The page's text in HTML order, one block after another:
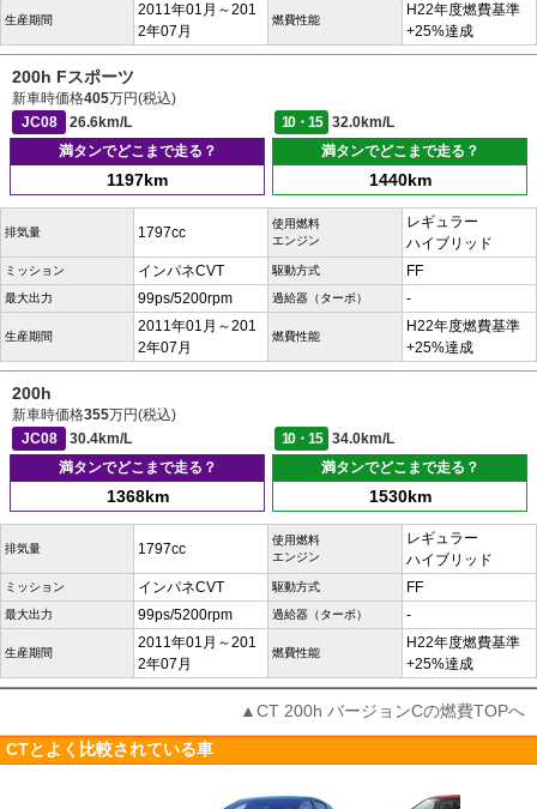
生産期間
2011年01月～201
2年07月
燃費性能
H22年度燃費基準
+25%達成
200h Fスポーツ
新車時価格405万円(税込)
JC08
26.6km/L 10・15
32.0km/L
満タンでどこまで走る？
1197km
満タンでどこまで走る？
1440km
排気量 1797cc
使用燃料
エンジン
レギュラー
ハイブリッド
ミッション インパネCVT 駆動方式 FF
最大出力 99ps/5200rpm 過給器（ターボ） -
生産期間
2011年01月～201
2年07月
燃費性能
H22年度燃費基準
+25%達成
200h
新車時価格355万円(税込)
JC08
30.4km/L 10・15
34.0km/L
満タンでどこまで走る？
1368km
満タンでどこまで走る？
1530km
排気量 1797cc
使用燃料
エンジン
レギュラー
ハイブリッド
ミッション インパネCVT 駆動方式 FF
最大出力 99ps/5200rpm 過給器（ターボ） -
生産期間
2011年01月～201
2年07月
燃費性能
H22年度燃費基準
+25%達成
▲CT 200h バージョンCの燃費TOPへ
CTとよく比較されている車